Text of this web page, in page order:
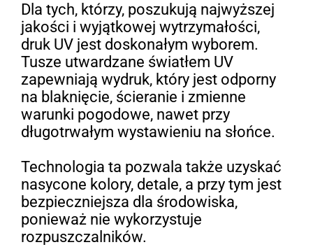
Dla tych, którzy, poszukują najwyższej
jakości i wyjątkowej wytrzymałości,
druk UV jest doskonałym wyborem.
Tusze utwardzane światłem UV
zapewniają wydruk, który jest odporny
na blaknięcie, ścieranie i zmienne
warunki pogodowe, nawet przy
długotrwałym wystawieniu na słońce.
Technologia ta pozwala także uzyskać
nasycone kolory, detale, a przy tym jest
bezpieczniejsza dla środowiska,
ponieważ nie wykorzystuje
rozpuszczalników.